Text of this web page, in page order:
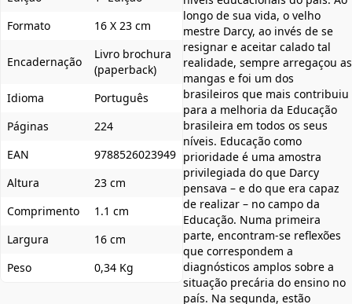
Formato
16 X 23 cm
Encadernação
Livro brochura
(paperback)
Idioma
Português
Páginas
224
EAN
9788526023949
Altura
23 cm
Comprimento
1.1 cm
Largura
16 cm
Peso
0,34 Kg
longo de sua vida, o velho
mestre Darcy, ao invés de se
resignar e aceitar calado tal
realidade, sempre arregaçou as
mangas e foi um dos
brasileiros que mais contribuiu
para a melhoria da Educação
brasileira em todos os seus
níveis. Educação como
prioridade é uma amostra
privilegiada do que Darcy
pensava – e do que era capaz
de realizar – no campo da
Educação. Numa primeira
parte, encontram-se reflexões
que correspondem a
diagnósticos amplos sobre a
situação precária do ensino no
país. Na segunda, estão